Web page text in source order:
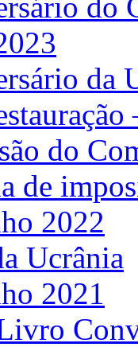
da
do
de
2022
Ucrânia
2021